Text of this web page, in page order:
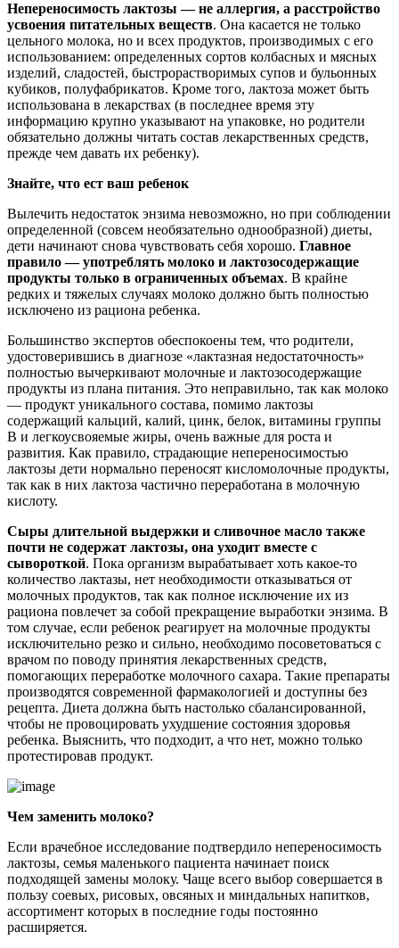
Непереносимость лактозы — не аллергия, а расстройство
усвоения питательных веществ. Она касается не только
цельного молока, но и всех продуктов, производимых с его
использованием: определенных сортов колбасных и мясных
изделий, сладостей, быстрорастворимых супов и бульонных
кубиков, полуфабрикатов. Кроме того, лактоза может быть
использована в лекарствах (в последнее время эту
информацию крупно указывают на упаковке, но родители
обязательно должны читать состав лекарственных средств,
прежде чем давать их ребенку).
Знайте, что ест ваш ребенок
Вылечить недостаток энзима невозможно, но при соблюдении
определенной (совсем необязательно однообразной) диеты,
дети начинают снова чувствовать себя хорошо. Главное
правило — употреблять молоко и лактозосодержащие
продукты только в ограниченных объемах. В крайне
редких и тяжелых случаях молоко должно быть полностью
исключено из рациона ребенка.
Большинство экспертов обеспокоены тем, что родители,
удостоверившись в диагнозе «лактазная недостаточность»
полностью вычеркивают молочные и лактозосодержащие
продукты из плана питания. Это неправильно, так как молоко
— продукт уникального состава, помимо лактозы
содержащий кальций, калий, цинк, белок, витамины группы
В и легкоусвояемые жиры, очень важные для роста и
развития. Как правило, страдающие непереносимостью
лактозы дети нормально переносят кисломолочные продукты,
так как в них лактоза частично переработана в молочную
кислоту.
Сыры длительной выдержки и сливочное масло также
почти не содержат лактозы, она уходит вместе с
сывороткой. Пока организм вырабатывает хоть какое-то
количество лактазы, нет необходимости отказываться от
молочных продуктов, так как полное исключение их из
рациона повлечет за собой прекращение выработки энзима. В
том случае, если ребенок реагирует на молочные продукты
исключительно резко и сильно, необходимо посоветоваться с
врачом по поводу принятия лекарственных средств,
помогающих переработке молочного сахара. Такие препараты
производятся современной фармакологией и доступны без
рецепта. Диета должна быть настолько сбалансированной,
чтобы не провоцировать ухудшение состояния здоровья
ребенка. Выяснить, что подходит, а что нет, можно только
протестировав продукт.
Чем заменить молоко?
Если врачебное исследование подтвердило непереносимость
лактозы, семья маленького пациента начинает поиск
подходящей замены молоку. Чаще всего выбор совершается в
пользу соевых, рисовых, овсяных и миндальных напитков,
ассортимент которых в последние годы постоянно
расширяется.